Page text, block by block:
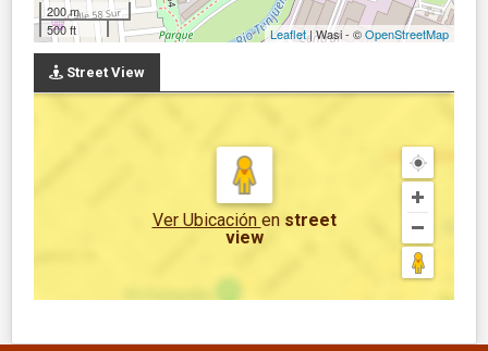
200 m
500 ft
Leaflet| Wasi - ©OpenStreetMap
Street View
Ver Ubicación en street
view